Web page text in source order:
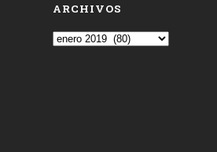
ARCHIVOS
Archivos